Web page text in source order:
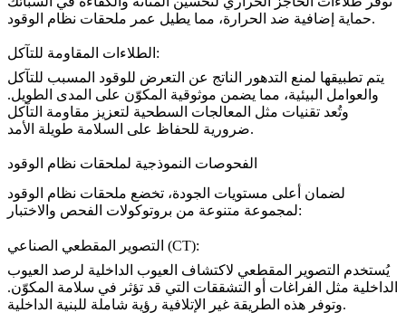
حماية إضافية ضد الحرارة، مما يطيل عمر ملحقات نظام الوقود.
الطلاءات المقاومة للتآكل:
يتم تطبيقها لمنع التدهور الناتج عن التعرض للوقود المسبب للتآكل
والعوامل البيئية، مما يضمن موثوقية المكوّن على المدى الطويل.
وتُعد تقنيات مثل المعالجات السطحية لتعزيز مقاومة التآكل
ضرورية للحفاظ على السلامة طويلة الأمد.
الفحوصات النموذجية لملحقات نظام الوقود
لضمان أعلى مستويات الجودة، تخضع ملحقات نظام الوقود
لمجموعة متنوعة من بروتوكولات الفحص والاختبار:
التصوير المقطعي الصناعي (CT):
يُستخدم التصوير المقطعي لاكتشاف العيوب الداخلية لرصد العيوب
الداخلية مثل الفراغات أو التشققات التي قد تؤثر في سلامة المكوّن.
وتوفر هذه الطريقة غير الإتلافية رؤية شاملة للبنية الداخلية.